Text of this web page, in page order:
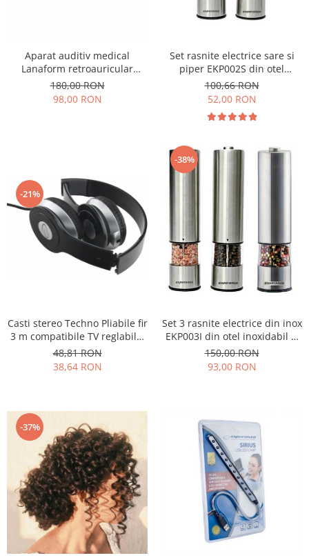
Aparat auditiv medical
Lanaform retroauricular
amplificare 140db culoarea
gri
180,00 RON
98,00 RON
Set rasnite electrice sare si
piper EKP002S din otel
inoxidabil cu camere
depozitare transparente,
100,66 RON
52,00 RON
-21%
Casti stereo Techno Pliabile fir
3 m compatibile TV reglabile,
cu control volum pe fir jack
3.5, perne moi de inalta
calitate rezistenta impact
48,81 RON
38,64 RON
-38%
Set 3 rasnite electrice din inox
EKP003I din otel inoxidabil si
control finetea macinarii
150,00 RON
93,00 RON
-37%